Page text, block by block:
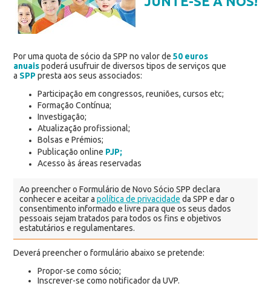
Por uma quota de sócio da SPP no valor de 50 euros
anuaispoderá usufruir de diversos tipos de serviços que
a SPPpresta aos seus associados:
Participação em congressos, reuniões, cursos etc;
Formação Contínua;
Investigação;
Atualização profissional;
Bolsas e Prémios;
Publicação online PJP;
Acesso às áreas reservadas
Ao preencher o Formulário de Novo Sócio SPP declara
conhecer e aceitar a política de privacidade da SPP e dar o
consentimento informado e livre para que os seus dados
pessoais sejam tratados para todos os fins e objetivos
estatutários e regulamentares.
Deverá preencher o formulário abaixo se pretende:
Propor-se como sócio;
Inscrever-se como notificador da UVP.